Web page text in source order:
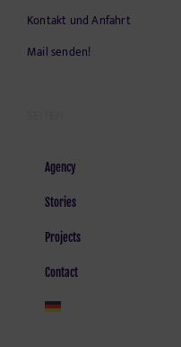
Kontakt und Anfahrt
Mail senden!
Agency
Stories
Projects
Contact